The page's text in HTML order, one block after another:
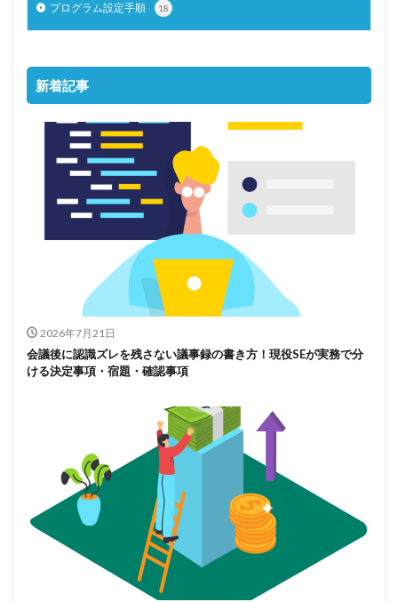
プログラム設定手順 18
新着記事
2026年7月21日
会議後に認識ズレを残さない議事録の書き方！現役SEが実務で分
ける決定事項・宿題・確認事項